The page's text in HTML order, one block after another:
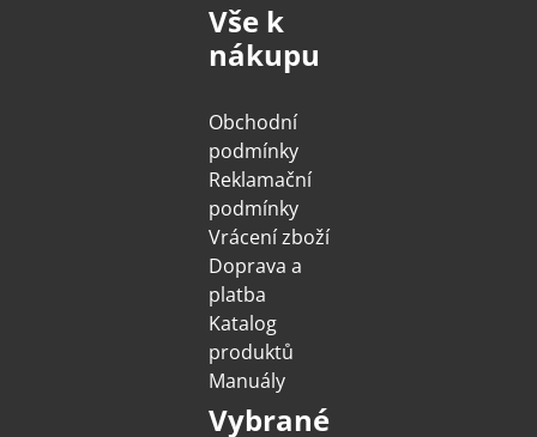
Vše k
nákupu
Obchodní
podmínky
Reklamační
podmínky
Vrácení zboží
Doprava a
platba
Katalog
produktů
Manuály
Vybrané